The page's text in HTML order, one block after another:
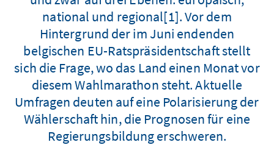
national und regional[1]. Vor dem
Hintergrund der im Juni endenden
belgischen EU-Ratspräsidentschaft stellt
sich die Frage, wo das Land einen Monat vor
diesem Wahlmarathon steht. Aktuelle
Umfragen deuten auf eine Polarisierung der
Wählerschaft hin, die Prognosen für eine
Regierungsbildung erschweren.